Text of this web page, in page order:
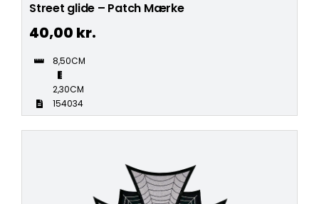
Street glide – Patch Mærke
40,00 kr.
8,50CM
2,30CM
154034